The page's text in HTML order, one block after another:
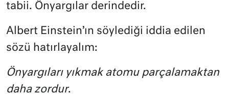
tabii. Önyargılar derindedir.
Albert Einstein’ın söylediği iddia edilen
sözü hatırlayalım:
Önyargıları yıkmak atomu parçalamaktan
daha zordur.